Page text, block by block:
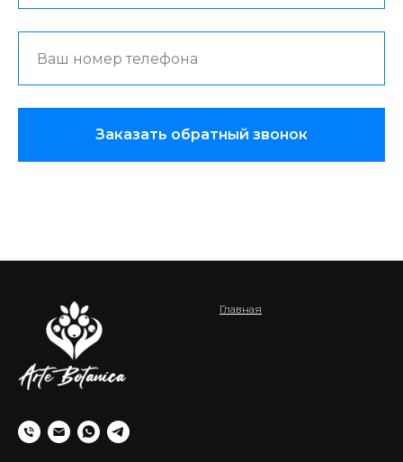
Заказать обратный звонок
Главная